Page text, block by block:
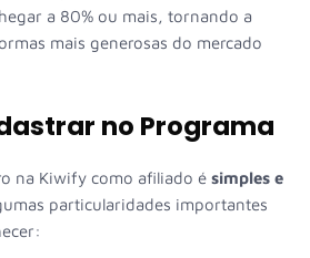
a 80% ou mais, tornando a
mais generosas do mercado
no Programa
na Kiwify como afiliado é simples e
particularidades importantes